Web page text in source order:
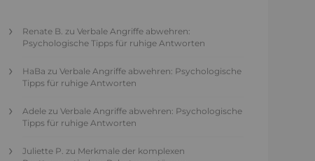
Renate B. zu Verbale Angriffe abwehren:
Psychologische Tipps für ruhige Antworten
HaBa zu Verbale Angriffe abwehren: Psychologische
Tipps für ruhige Antworten
Adele zu Verbale Angriffe abwehren: Psychologische
Tipps für ruhige Antworten
Juliette P. zu Merkmale der komplexen